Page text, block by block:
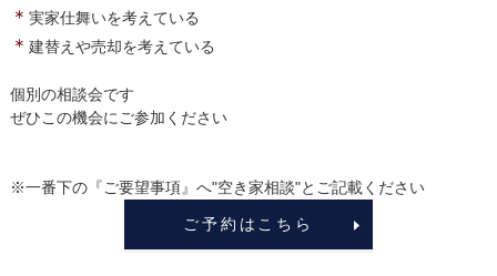
＊ 実家仕舞いを考えている
＊ 建替えや売却を考えている
個別の相談会です
ぜひこの機会にご参加ください
※一番下の『ご要望事項』へ"空き家相談"とご記載ください
ご予約はこちら